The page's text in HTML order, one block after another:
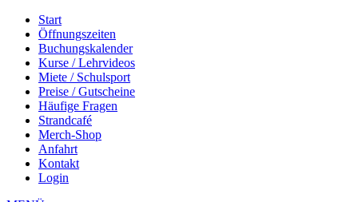
Start
Öffnungszeiten
Buchungskalender
Kurse / Lehrvideos
Miete / Schulsport
Preise / Gutscheine
Häufige Fragen
Strandcafé
Merch-Shop
Anfahrt
Kontakt
Login